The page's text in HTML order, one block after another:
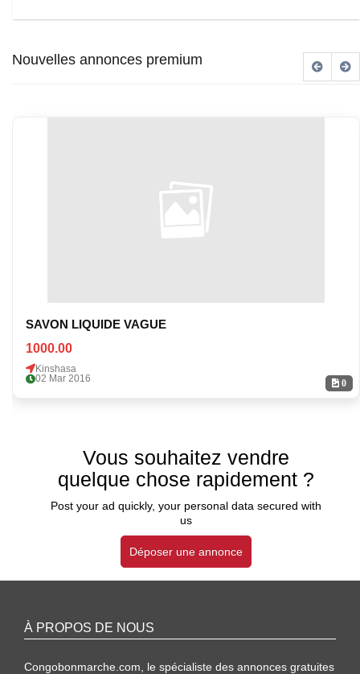
Nouvelles annonces premium
0
SAVON LIQUIDE VAGUE
1000.00
Kinshasa
02 Mar 2016
Vous souhaitez vendre
quelque chose rapidement ?
Post your ad quickly, your personal data secured with
us
Déposer une annonce
À PROPOS DE NOUS
Congobonmarche.com, le spécialiste des annonces gratuites